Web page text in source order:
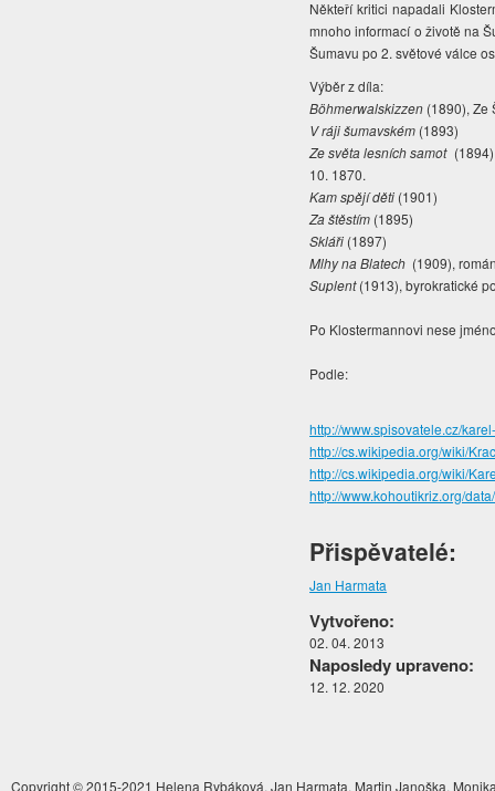
Někteří kritici napadali
mnoho informací o životě na
Šumavu po 2. světové válce
Výběr z díla:
Böhmerwalskizzen (1890), Ze
V ráji šumavském (1893)
Ze světa lesních samot(1894),
10. 1870.
Kam spějí děti (1901)
Za štěstím (1895)
Skláři (1897)
Mlhy na Blatech (1909),
Suplent(1913), byrokratické
Po Klostermannovi nese
Podle:
http://www.spisovatele.cz/
http://cs.wikipedia.org/wiki/
http://cs.wikipedia.org/wiki/
http://www.kohoutikriz.org/
Přispěvatelé:
Jan Harmata
Vytvořeno:
02. 04. 2013
Naposledy upraveno:
12. 12. 2020
Copyright © 2015-2021 Helena Rybáková, Jan Harmata, Martin Janoška,